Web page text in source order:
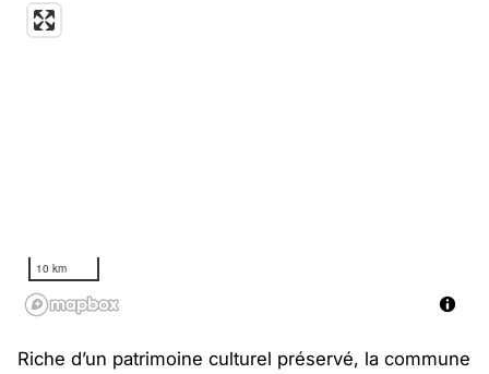
10 km
Riche d’un patrimoine culturel préservé, la commune